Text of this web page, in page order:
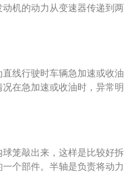
机的动力从变速器传递到两
叉轴承或钢珠、防尘罩、束
的密封套是不是有破损现
损内球笼影响驾驶。
线行驶时车辆急加速或收油
在急加速或收油时，异常明
可能会中断，可以检查内球
车底盘上。内球笼、外球笼
传输动能让车辆运行。因为
入端的角度经常变化，因此
笼敲出来，这样是比较好拆
个部件。半轴是负责将动力
有传动系统，那发动机产生